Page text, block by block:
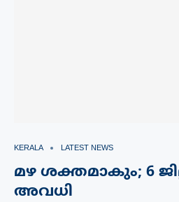
KERALA LATEST NEWS
മഴ ശക്തമാകും; 6
അവധി